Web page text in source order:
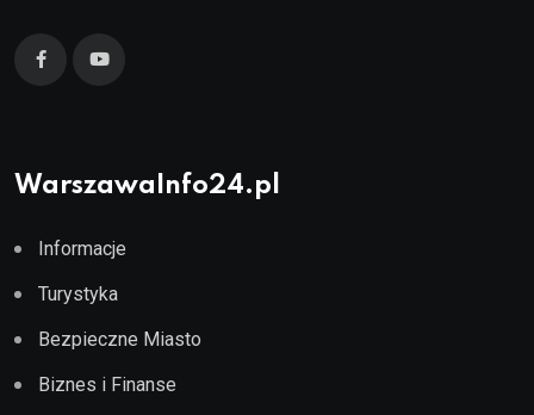
WarszawaInfo24.pl
Informacje
Turystyka
Bezpieczne Miasto
Biznes i Finanse